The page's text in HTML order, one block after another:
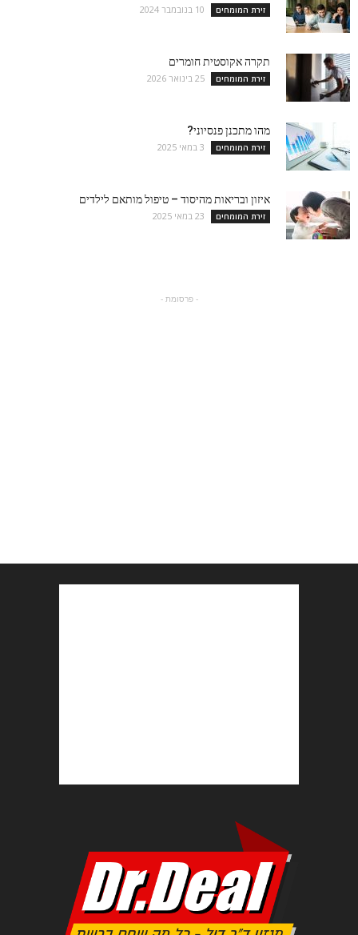
זירת המומחים 10 בנובמבר 2024
תקרה אקוסטית חומרים
זירת המומחים 25 בינואר 2026
מהו מתכנן פנסיוני?
זירת המומחים 3 במאי 2025
איזון ובריאות מהיסוד – טיפול מותאם לילדים
זירת המומחים 23 במאי 2025
- פרסומת -